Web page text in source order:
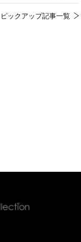
ピックアップ記事一覧